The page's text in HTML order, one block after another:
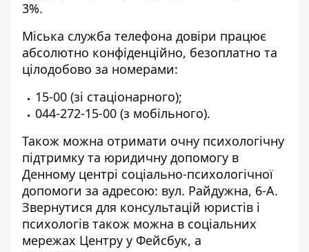
3%.
Міська служба телефона довіри працює
абсолютно конфіденційно, безоплатно та
цілодобово за номерами:
15-00 (зі стаціонарного);
044-272-15-00 (з мобільного).
Також можна отримати очну психологічну
підтримку та юридичну допомогу в
Денному центрі соціально-психологічної
допомоги за адресою: вул. Райдужна, 6-А.
Звернутися для консультацій юристів і
психологів також можна в соціальних
мережах Центру у Фейсбук, а